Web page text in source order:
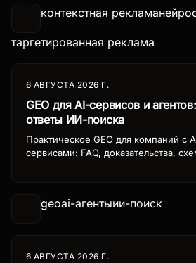
контекстная реклама
таргетированная реклама
6 АВГУСТА 2026 Г.
GEO для AI-сервисов и
ответы ИИ-поиска
Практическое GEO для компаний с
сервисами: FAQ, доказательства,
geoai-агентыии-поиск
6 АВГУСТА 2026 Г.